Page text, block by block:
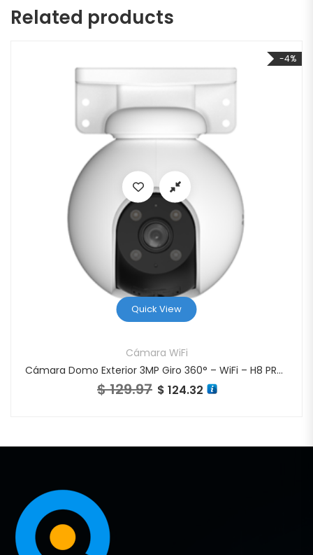
Related products
-4%
Quick View
Cámara WiFi
Cámara Domo Exterior 3MP Giro 360° – WiFi – H8 PRO 2K
$129.97 El precio original era: $ 129.97.
$ 124.32 El precio actual es: $